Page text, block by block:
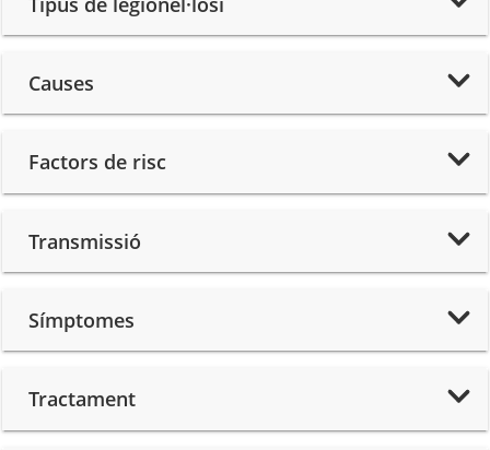
Causes
Factors de risc
Transmissió
Símptomes
Tractament